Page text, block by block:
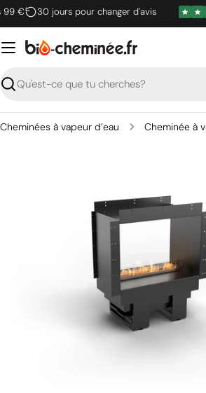
Passer
au
contenu
€ 30 jours pour changer d'avis
Recherche
Cheminées à vapeur d’eau Cheminée à
Ouvrir le média 0 en mode modal